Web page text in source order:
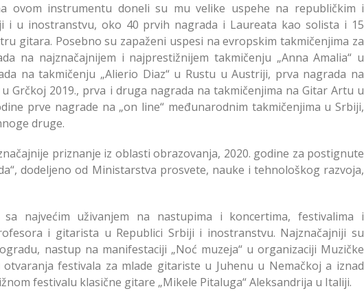
ovom instrumentu doneli su mu velike uspehe na republičkim i
i u inostranstvu, oko 40 prvih nagrada i Laureata kao solista i 15
gitara. Posebno su zapaženi uspesi na evropskim takmičenjima za
na najznačajnijem i najprestižnijem takmičenju „Anna Amalia“ u
na takmičenju „Alierio Diaz“ u Rustu u Austriji, prva nagrada na
Grčkoj 2019., prva i druga nagrada na takmičenjima na Gitar Artu u
prve nagrade na „on line“ međunarodnim takmičenjima u Srbiji,
druge.
priznanje iz oblasti obrazovanja, 2020. godine za postignute
dodeljeno od Ministarstva prosvete, nauke i tehnološkog razvoja,
najvećim uživanjem na nastupima i koncertima, festivalima i
i gitarista u Republici Srbiji i inostranstvu. Najznačajniji su
nastup na manifestaciji „Noć muzeja“ u organizaciji Muzičke
festivala za mlade gitariste u Juhenu u Nemačkoj a iznad
festivalu klasične gitare „Mikele Pitaluga“ Aleksandrija u Italiji.